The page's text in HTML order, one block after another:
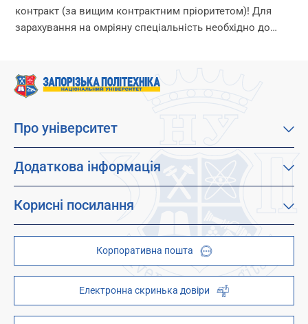
контракт (за вищим контрактним пріоритетом)! Для
зарахування на омріяну спеціальність необхідно до
Про університет
Місія, візія та цінності
Факультети
Студентам
Додаткова інформація
Дистанційне навчання
Дитячо-юнацький науковий університет (ДЮНУ)
Відокремлені структурні підрозділи
Наукова бібліотека
Телефонний довідник
Інституційний репозиторій
Корисні посилання
Стипендії і гранти
ZP - QR code
Молодіжний хаб «FREETIME»
Корпоративна пошта
Електронна скринька довіри